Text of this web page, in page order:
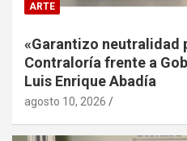
ARTE
«Garantizo neutralidad
Contraloría frente a
Luis Enrique Abadía
agosto 10, 2026